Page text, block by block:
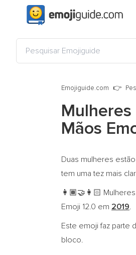
Emojiguide.com
Mulheres
Mãos
Duas mulheres
tem uma tez mais
👩🏾‍🤝‍👩🏻
Emoji 12.0 em 2019.
Este emoji faz parte
bloco.